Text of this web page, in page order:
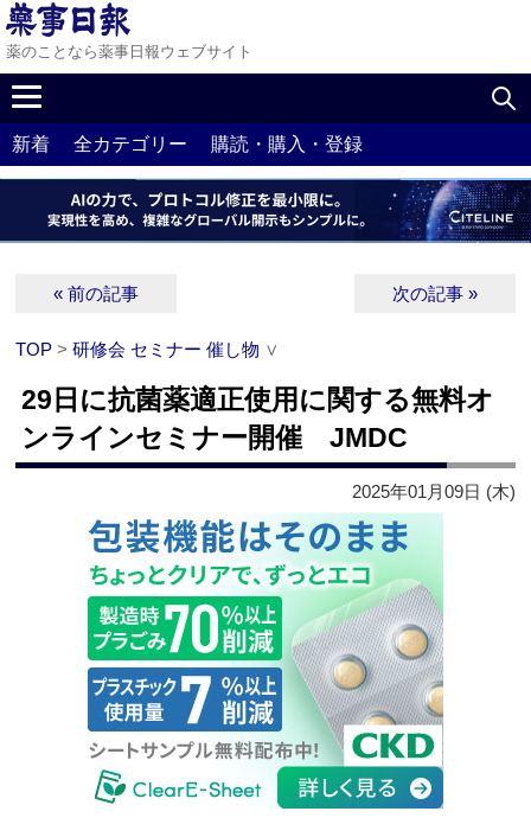
薬のことなら薬事日報ウェブサイト
新着 全カテゴリー 購読・購入・登録
« 前の記事 次の記事 »
TOP >研修会 セミナー 催し物 ∨
29日に抗菌薬適正使用に関する無料オ
ンラインセミナー開催 JMDC
2025年01月09日 (木)